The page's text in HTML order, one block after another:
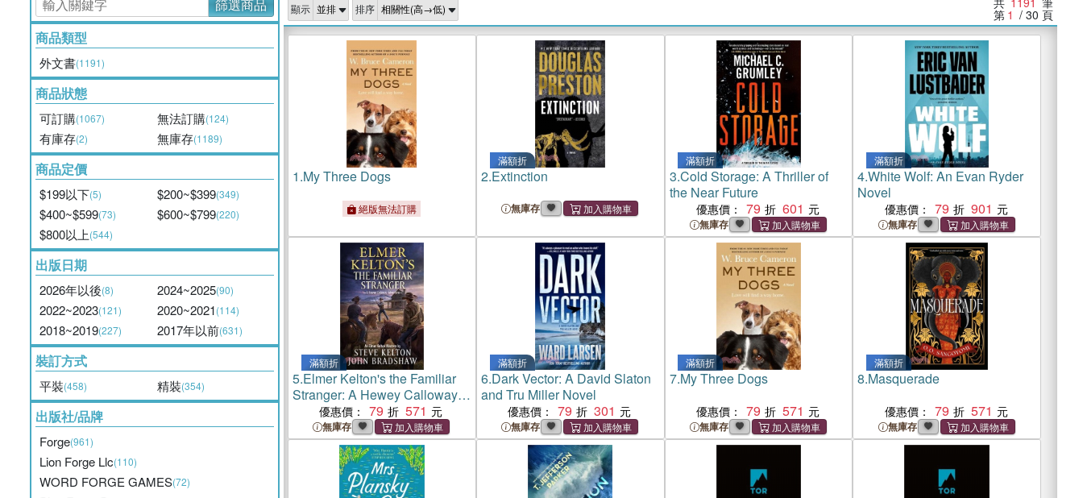
篩選商品
商品類型
外文書(1191)
商品狀態
可訂購(1067) 無法訂購(124)
有庫存(2) 無庫存(1189)
商品定價
$199以下(5) $200~$399(349)
$400~$599(73) $600~$799(220)
$800以上(544)
出版日期
2026年以後(8) 2024~2025(90)
2022~2023(121) 2020~2021(114)
2018~2019(227) 2017年以前(631)
裝訂方式
平裝(458) 精裝(354)
出版社/品牌
Forge(961)
Lion Forge Llc(110)
WORD FORGE GAMES(72)
顯示 排序 第 1 / 30 頁
1.My Three Dogs
絕版無法訂購
滿額折
2.Extinction
無庫存
滿額折
3.Cold Storage: A Thriller of
the Near Future
優惠價： 79 601
無庫存
滿額折
4.White Wolf: An Evan Ryder
Novel
優惠價： 79 901
無庫存
滿額折
5.Elmer Kelton's the Familiar
Stranger: A Hewey Calloway
Adventure
優惠價： 79 571
無庫存
滿額折
6.Dark Vector: A David Slaton
and Tru Miller Novel
優惠價： 79 301
無庫存
滿額折
7.My Three Dogs
優惠價： 79 571
無庫存
滿額折
8.Masquerade
優惠價： 79 571
無庫存